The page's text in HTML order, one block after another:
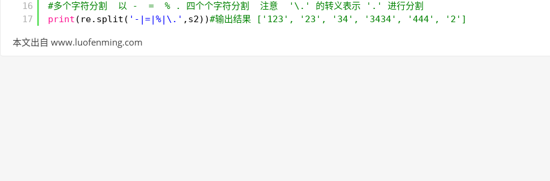
16
17
#多个字符分割  以 -  =  % . 四个个字符分割  注意  '\.' 的转义表示 '.' 进行分割
print (re.split( '-|=|%|\.' ,s2))#输出结果 ['123', '23', '34', '3434', '444', '2']
本文出自 www.luofenming.com